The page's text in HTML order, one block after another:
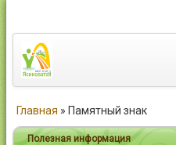
Город
Главная » Памятный знак
Полезная информация